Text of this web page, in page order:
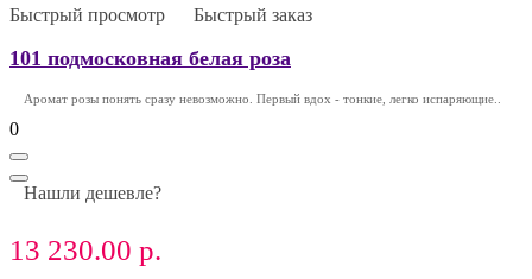
Быстрый просмотр Быстрый заказ
101 подмосковная белая роза
Аромат розы понять сразу невозможно. Первый вдох - тонкие, легко испаряющие..
0
Нашли дешевле?
13 230.00 р.